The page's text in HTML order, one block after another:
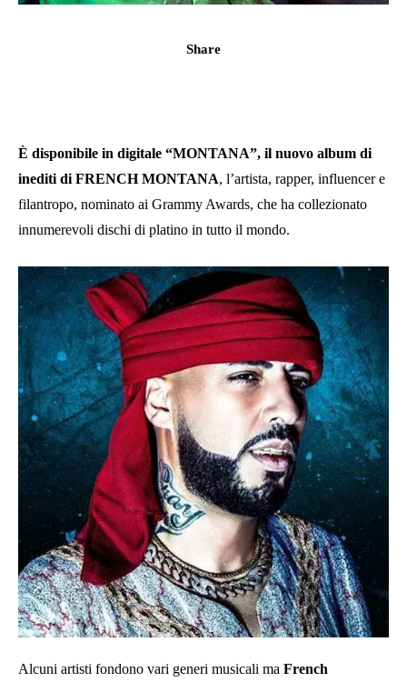
Share
È disponibile in digitale “MONTANA”, il nuovo album di
inediti di FRENCH MONTANA, l’artista, rapper, influencer e
filantropo, nominato ai Grammy Awards, che ha collezionato
innumerevoli dischi di platino in tutto il mondo.
Alcuni artisti fondono vari generi musicali ma French